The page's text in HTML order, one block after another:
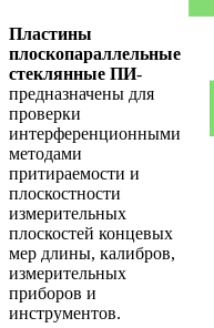
Пластины
плоскопараллельные
стеклянные ПИ-
предназначены для
проверки
интерференционными
методами
притираемости и
плоскостности
измерительных
плоскостей концевых
мер длины, калибров,
измерительных
приборов и
инструментов.